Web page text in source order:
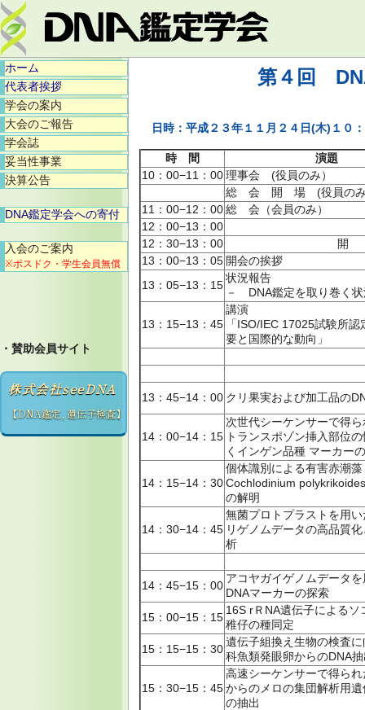
ホーム
代表者挨拶
学会の案内
大会のご報告
学会誌
妥当性事業
決算公告
DNA鑑定学会への寄付
入会のご案内
※ポスドク・学生会員無償
・賛助会員サイト
株式会社seeDNA
【DNA鑑定, 遺伝子検査】
第４回
日時：平成２３年１１月２４日(木)
時 間
演題
10：00−11：00理事会 (役員のみ）
総 会 開 場 (役員の
11：00−12：00総 会（会員のみ）
12：00−13：00
12：30−13：00
開
13：00−13：05 開会の挨拶
13：05−13：15
状況報告
－ DNA鑑定を取り巻く
13：15−13：45
講演
「ISO/IEC 17025試験所
要と国際的な動向」
13：45−14：00 クリ果実および加工品の
14：00−14：15
次世代シーケンサーで得
トランスポゾン挿入部位
くインゲン品種 マーカー
14：15−14：30
個体識別による有害赤潮藻
Cochlodinium
の解明
14：30−14：45
無菌プロトプラストを用
リゲノムデータの高品質
析
14：45−15：00
アコヤガイゲノムデータ
DNAマーカーの探索
15：00−15：15
16S rＲNA遺伝子によるソ
稚仔の種同定
15：15−15：30
遺伝子組換え生物の検査
科魚類発眼卵からのDNA
15：30−15：45
高速シーケンサーで得ら
からのメロの集団解析用
の抽出